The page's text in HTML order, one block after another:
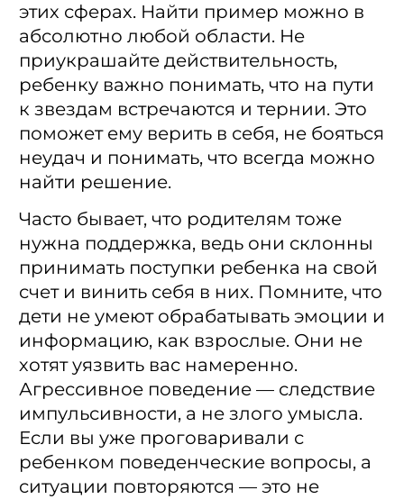
этих сферах. Найти пример можно в
абсолютно любой области. Не
приукрашайте действительность,
ребенку важно понимать, что на пути
к звездам встречаются и тернии. Это
поможет ему верить в себя, не бояться
неудач и понимать, что всегда можно
найти решение.
Часто бывает, что родителям тоже
нужна поддержка, ведь они склонны
принимать поступки ребенка на свой
счет и винить себя в них. Помните, что
дети не умеют обрабатывать эмоции и
информацию, как взрослые. Они не
хотят уязвить вас намеренно.
Агрессивное поведение — следствие
импульсивности, а не злого умысла.
Если вы уже проговаривали с
ребенком поведенческие вопросы, а
ситуации повторяются — это не